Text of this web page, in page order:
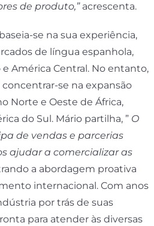
de produto,”acrescenta.
se na sua experiência,
de língua espanhola,
América Central. No entanto,
concentrar-se na expansão
Norte e Oeste de África,
do Sul. Mário partilha, ” O
de vendas e parcerias
ajudar a comercializar as
a abordagem proativa
internacional. Com anos
por trás de suas
para atender às diversas